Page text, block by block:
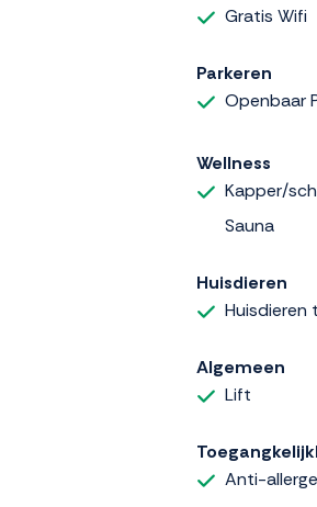
Gratis Wifi
Parkeren
Openbaar
Wellness
Kapper/
Sauna
Huisdieren
Huisdieren
Algemeen
Lift
Anti-